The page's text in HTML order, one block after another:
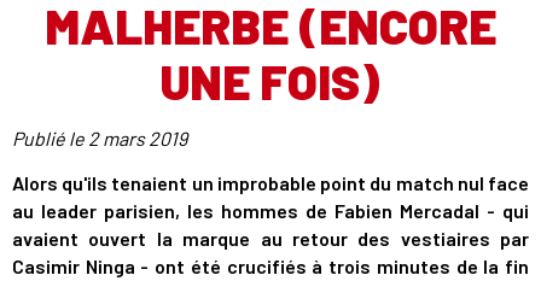
MALHERBE (ENCORE
UNE FOIS)
Publié le 2 mars 2019
Alors qu'ils tenaient un improbable point du match nul face
au leader parisien, les hommes de Fabien Mercadal - qui
avaient ouvert la marque au retour des vestiaires par
Casimir Ninga - ont été crucifiés à trois minutes de la fin